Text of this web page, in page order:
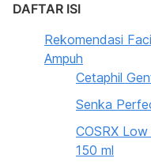
DAFTAR ISI
Rekomendasi
Ampuh
Cetaphil
Senka
COSRX
150 ml